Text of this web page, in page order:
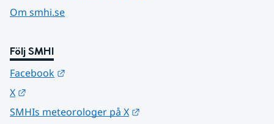
Om smhi.se
Följ SMHI
Facebook
X
SMHIs meteorologer på X